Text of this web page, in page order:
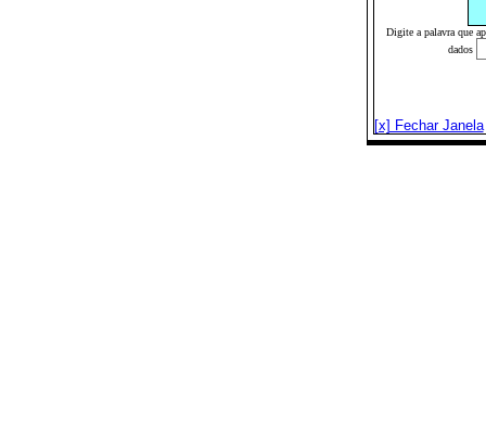
Digite a palavra que
dados
[x] Fechar Janela